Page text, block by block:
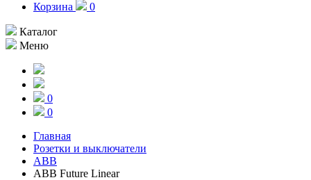
Корзина
0
Каталог
Меню
0
0
Главная
Розетки и выключатели
ABB
ABB Future Linear